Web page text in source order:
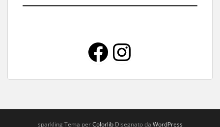
Facebook
sparkling Tema perColorlibDisegnato da WordPress